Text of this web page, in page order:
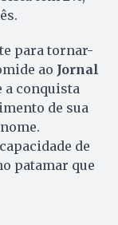
para tornar-
ao Jornal
a conquista
de sua
de
patamar que